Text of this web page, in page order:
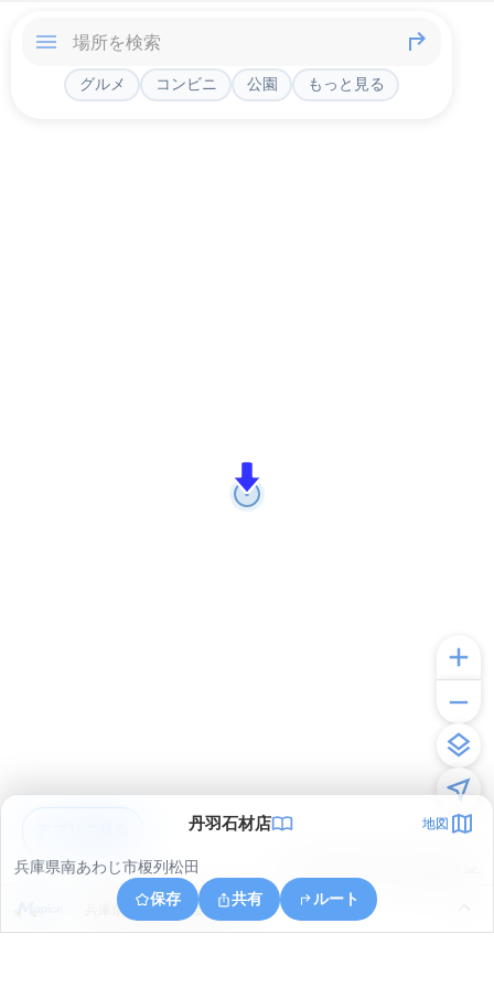
グルメ コンビニ 公園 もっと見る
丹羽石材店 地図
兵庫県南あわじ市榎列松田
保存
共有 ルート
兵庫県南あわじ市倭文委文